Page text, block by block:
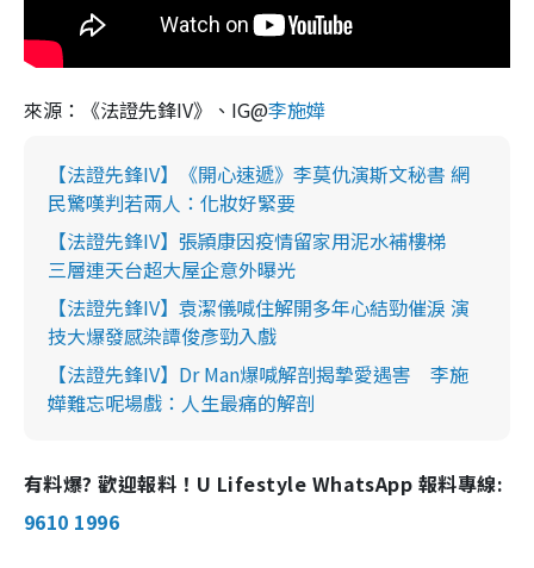
來源：《法證先鋒IV》、IG@李施嬅
【法證先鋒IV】《開心速遞》李莫仇演斯文秘書 網
民驚嘆判若兩人：化妝好緊要
【法證先鋒IV】張頴康因疫情留家用泥水補樓梯
三層連天台超大屋企意外曝光
【法證先鋒IV】袁潔儀喊住解開多年心結勁催淚 演
技大爆發感染譚俊彥勁入戲
【法證先鋒IV】Dr Man爆喊解剖揭摯愛遇害 李施
嬅難忘呢場戲：人生最痛的解剖
有料爆? 歡迎報料！U Lifestyle WhatsApp 報料專線:
9610 1996